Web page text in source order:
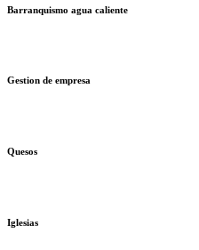
Barranquismo agua caliente
Gestion de empresa
Quesos
Iglesias